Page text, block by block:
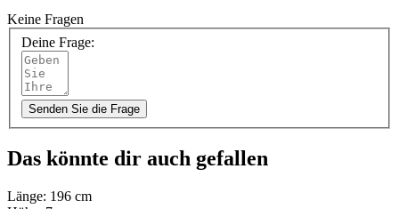
Keine Fragen
Deine Frage:
Senden Sie die Frage
Das könnte dir auch gefallen
Länge: 196 cm